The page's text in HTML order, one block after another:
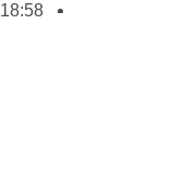
18:58